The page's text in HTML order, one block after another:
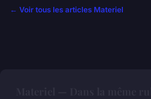
← Voir tous les articles Materiel